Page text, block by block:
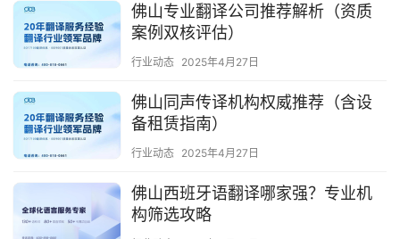
佛山专业翻译公司推荐解析（资质
案例双核评估）
行业动态 2025年4月27日
佛山同声传译机构权威推荐（含设
备租赁指南）
行业动态 2025年4月27日
佛山西班牙语翻译哪家强？专业机
构筛选攻略